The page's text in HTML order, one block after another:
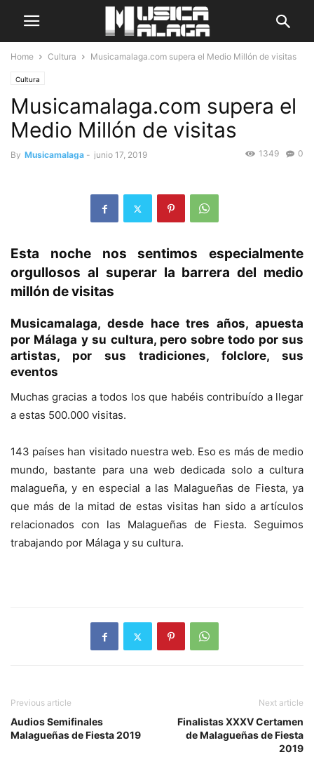
Home Cultura Musicamalaga.com supera el Medio Millón de visitas
Cultura
Musicamalaga.com supera el
Medio Millón de visitas
By Musicamalaga - junio 17, 2019 0
1349
Esta noche nos sentimos especialmente
orgullosos al superar la barrera del medio
millón de visitas
Musicamalaga, desde hace tres años, apuesta
por Málaga y su cultura, pero sobre todo por sus
artistas, por sus tradiciones, folclore, sus
eventos
Muchas gracias a todos los que habéis contribuído a llegar
a estas 500.000 visitas.
143 países han visitado nuestra web. Eso es más de medio
mundo, bastante para una web dedicada solo a cultura
malagueña, y en especial a las Malagueñas de Fiesta, ya
que más de la mitad de estas visitas han sido a artículos
relacionados con las Malagueñas de Fiesta. Seguimos
trabajando por Málaga y su cultura.
Previous article
Audios Semifinales
Malagueñas de Fiesta 2019
Next article
Finalistas XXXV Certamen
de Malagueñas de Fiesta
2019